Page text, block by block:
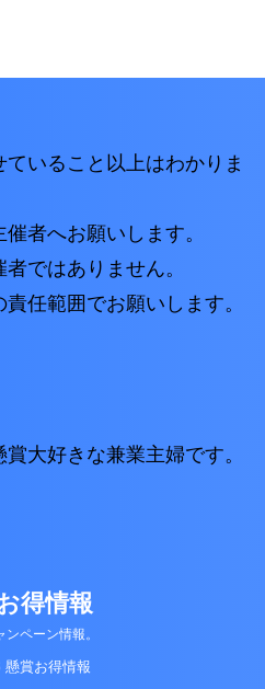
いること以上はわかりま
者へお願いします。
ではありません。
任範囲でお願いします。
大好きな兼業主婦です。
得情報
ペーン情報。
賞お得情報